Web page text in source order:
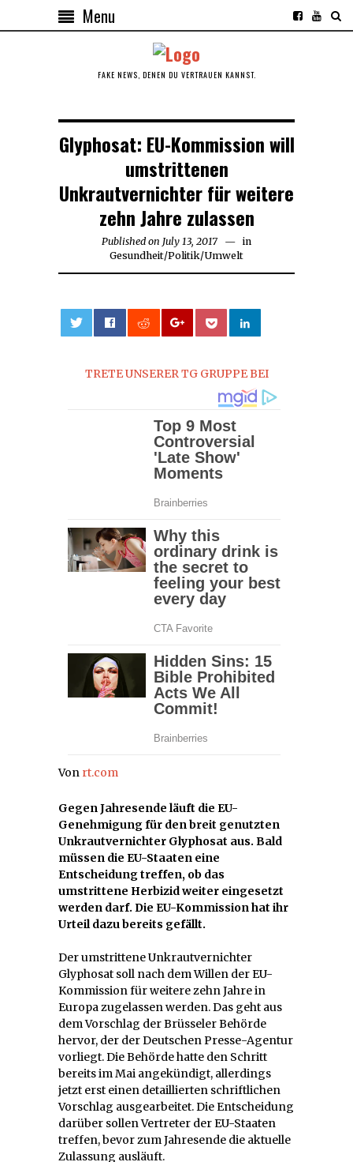
Menu
FAKE NEWS, DENEN DU VERTRAUEN KANNST.
Glyphosat: EU-Kommission will
umstrittenen
Unkrautvernichter für weitere
zehn Jahre zulassen
Published on July 13, 2017 July
13,
in
Gesundheit/Politik/Umwelt
TRETE UNSERER TG GRUPPE BEI
Von rt.com
Gegen Jahresende läuft die EU-
Genehmigung für den breit genutzten
Unkrautvernichter Glyphosat aus. Bald
müssen die EU-Staaten eine
Entscheidung treffen, ob das
umstrittene Herbizid weiter eingesetzt
werden darf. Die EU-Kommission hat ihr
Urteil dazu bereits gefällt.
Der umstrittene Unkrautvernichter
Glyphosat soll nach dem Willen der EU-
Kommission für weitere zehn Jahre in
Europa zugelassen werden. Das geht aus
dem Vorschlag der Brüsseler Behörde
hervor, der der Deutschen Presse-Agentur
vorliegt. Die Behörde hatte den Schritt
bereits im Mai angekündigt, allerdings
jetzt erst einen detaillierten schriftlichen
Vorschlag ausgearbeitet. Die Entscheidung
darüber sollen Vertreter der EU-Staaten
treffen, bevor zum Jahresende die aktuelle
Zulassung ausläuft.